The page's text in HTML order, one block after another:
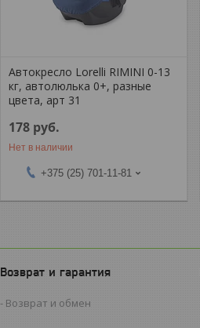
Автокресло Lorelli RIMINI 0-13
кг, автолюлька 0+, разные
цвета, арт 31
178 руб.
Нет в наличии
+375 (25) 701-11-81
Возврат и гарантия
Возврат и обмен